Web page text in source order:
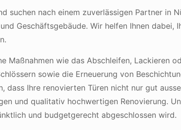
suchen nach einem zuverlässigen Partner in
Geschäftsgebäude. Wir helfen Ihnen dabei,
Maßnahmen wie das Abschleifen, Lackieren
sowie die Erneuerung von
dass Ihre renovierten Türen nicht nur gut
und qualitativ hochwertigen Renovierung.
und budgetgerecht abgeschlossen wird.